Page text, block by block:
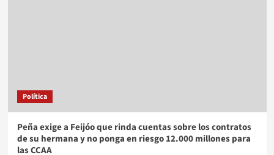
Política
Peña exige a Feijóo que rinda cuentas sobre los contratos
de su hermana y no ponga en riesgo 12.000 millones para
las CCAA